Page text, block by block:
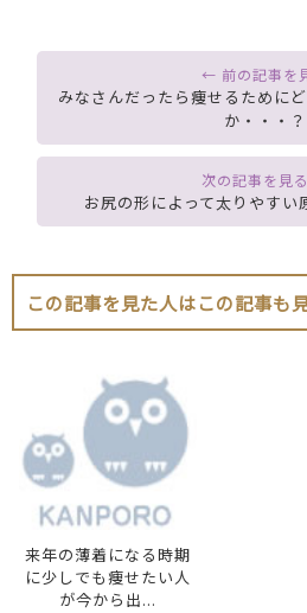
みなさんだったら痩せるために
か・・・？
お尻の形によって太りやすい
この記事を見た人はこの記事も
来年の薄着になる時期
に少しでも痩せたい人
が今から出...